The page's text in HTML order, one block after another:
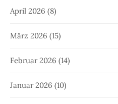
April 2026 (8)
März 2026 (15)
Februar 2026 (14)
Januar 2026 (10)